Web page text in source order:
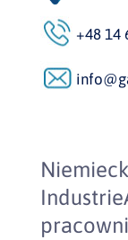
+48 14